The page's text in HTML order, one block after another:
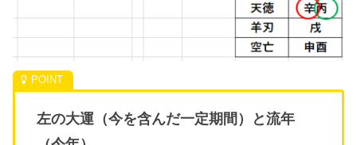
左の大運（今を含んだ一定期間）と流年